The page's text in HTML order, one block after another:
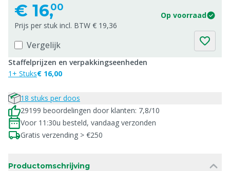
€ 16,00
Op voorraad
Prijs per stuk incl. BTW € 19,36
Vergelijk
Staffelprijzen en verpakkingseenheden
1+ Stuks€ 16,00
18 stuks per doos
29199 beoordelingen door klanten: 7,8/10
Voor 11:30u besteld, vandaag verzonden
Gratis verzending > €250
Productomschrijving